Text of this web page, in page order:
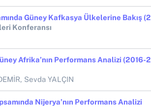
Konferansı
Sevda YALÇIN
Nijerya’nın Performans Analizi